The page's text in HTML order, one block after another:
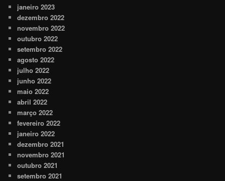
janeiro 2023
dezembro 2022
novembro 2022
outubro 2022
setembro 2022
agosto 2022
julho 2022
junho 2022
maio 2022
abril 2022
março 2022
fevereiro 2022
janeiro 2022
dezembro 2021
novembro 2021
outubro 2021
setembro 2021